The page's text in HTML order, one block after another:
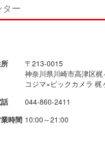
ー
〒213-0015
神奈川県川崎市高津区
コジマ×ビックカメラ 梶
044-860-2411
時間 10:00～21:00